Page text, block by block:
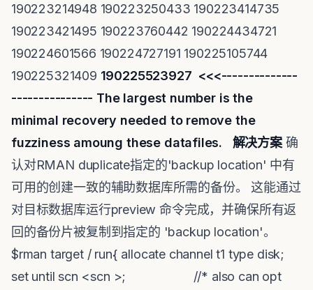
190223214948 190223250433 190223414735
190223421495 190223760442 190224434721
190224601566 190224727191 190225105744
190225321409 190225523927 <<<--------------
--------------- The largest number is the
minimal recovery needed to remove the
fuzziness amoung these datafiles.
解决方案确
认对RMAN duplicate指定的'backup location' 中有
可用的创建一致的辅助数据库所需的备份。 这能通过
对目标数据库运行preview 命令完成，并确保所有返
回的备份片被复制到指定的 'backup location'。
$rman target / run{ allocate channel t1 type disk;
set until scn <scn >; //* also can opt